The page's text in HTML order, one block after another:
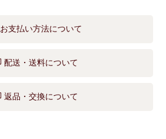
お支払い方法について
配送・送料について
返品・交換について